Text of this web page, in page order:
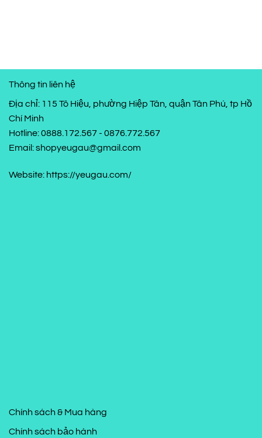
Thông tin liên hệ
Địa chỉ: 115 Tô Hiệu, phường Hiệp Tân, quận Tân Phú, tp Hồ
Chí Minh
Hotline: 0888.172.567 - 0876.772.567
Email: shopyeugau@gmail.com
Website: https://yeugau.com/
Chính sách & Mua hàng
Chính sách bảo hành